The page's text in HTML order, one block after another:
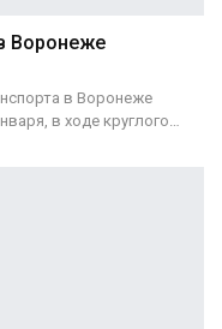
Воронеже
в Воронеже
в ходе круглого…